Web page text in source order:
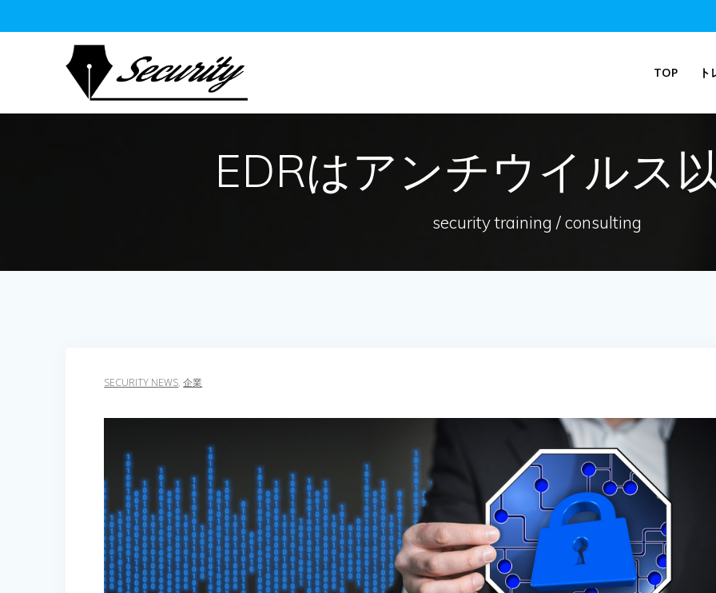
ン
TOP
EDRはアンチウイルス
security training / consulting
SECURITY NEWS,企業